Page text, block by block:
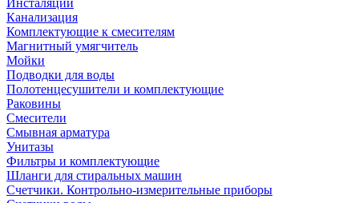
Инсталяции
Канализация
Комплектующие к смесителям
Магнитный умягчитель
Мойки
Подводки для воды
Полотенцесушители и комплектующие
Раковины
Смесители
Смывная арматура
Унитазы
Фильтры и комплектующие
Шланги для стиральных машин
Счетчики. Контрольно-измерительные приборы